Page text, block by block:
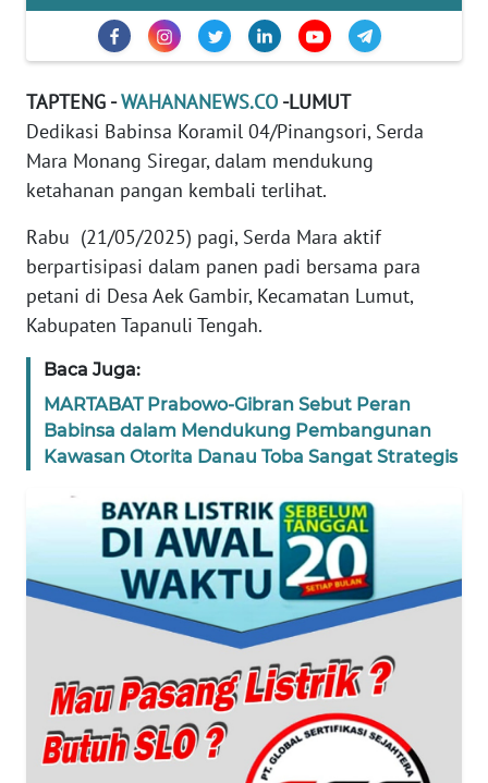
TAPTENG -WAHANANEWS.CO -LUMUT
Dedikasi Babinsa Koramil 04/Pinangsori, Serda
Mara Monang Siregar, dalam mendukung
ketahanan pangan kembali terlihat.
Rabu (21/05/2025) pagi, Serda Mara aktif
berpartisipasi dalam panen padi bersama para
petani di Desa Aek Gambir, Kecamatan Lumut,
Kabupaten Tapanuli Tengah.
Baca Juga:
MARTABAT Prabowo-Gibran Sebut Peran
Babinsa dalam Mendukung Pembangunan
Kawasan Otorita Danau Toba Sangat Strategis
DISCLAIMER
Wahana
Regional
WN
WN
JAKARTA
WN
WN
WN
KEPRI
WN